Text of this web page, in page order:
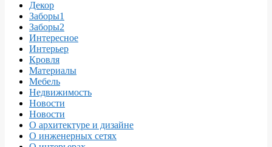
Декор
Заборы1
Заборы2
Интересное
Интерьер
Кровля
Материалы
Мебель
Недвижимость
Новости
Новости
О архитектуре и дизайне
О инженерных сетях